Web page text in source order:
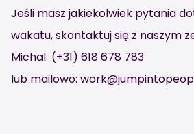
Jeśli masz jakiekolwiek pytania
wakatu, skontaktuj się z naszym
Michal (+31) 618 678 783
lub mailowo: